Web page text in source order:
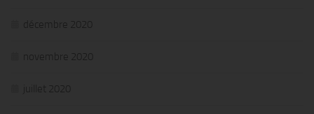
décembre 2020
novembre 2020
juillet 2020